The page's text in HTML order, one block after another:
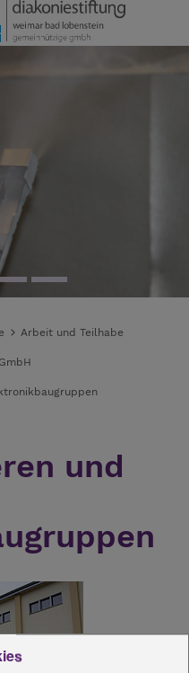
Arbeit und Teilhabe
und